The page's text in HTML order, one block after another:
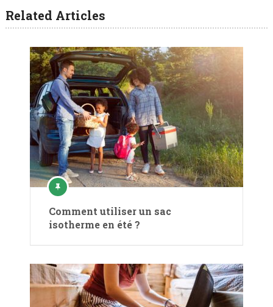
Related Articles
Comment utiliser un sac
isotherme en été ?